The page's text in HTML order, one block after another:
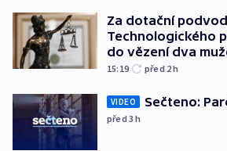
Za dotační
Technologického
do vězení dva
15:19 před 2h
VIDEO Sečteno:
před 3h